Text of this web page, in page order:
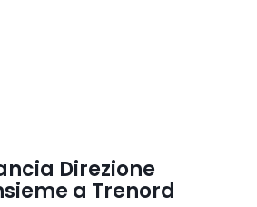
Direzione
a Trenord